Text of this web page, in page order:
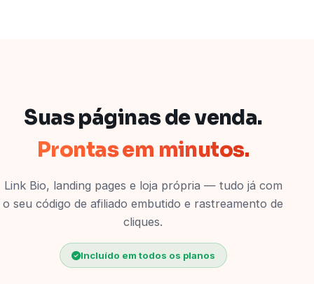
Suas páginas de venda.
Prontas em minutos.
Link Bio, landing pages e loja própria — tudo já com
o seu código de afiliado embutido e rastreamento de
cliques.
Incluído em todos os planos